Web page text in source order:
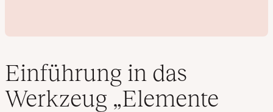
Einführung in das
Werkzeug „Elemente